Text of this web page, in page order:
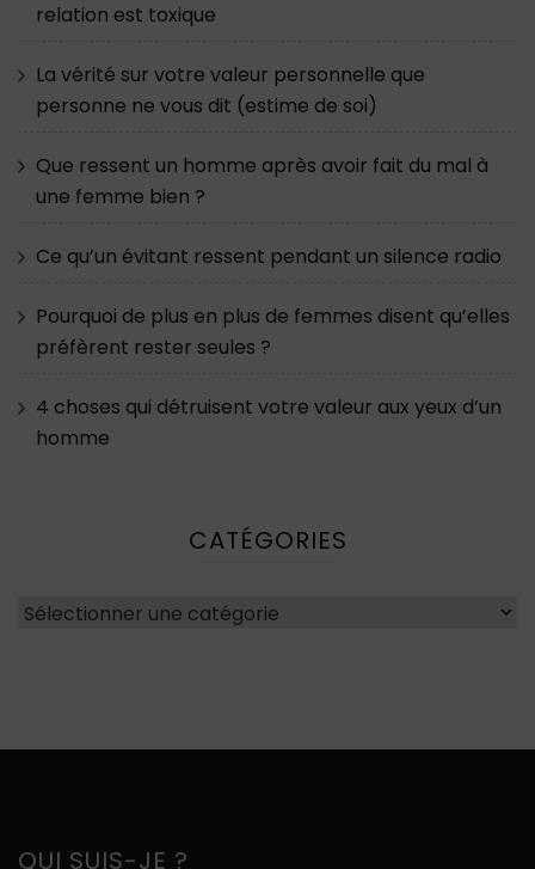
relation est toxique
La vérité sur votre valeur personnelle que
personne ne vous dit (estime de soi)
Que ressent un homme après avoir fait du mal à
une femme bien ?
Ce qu’un évitant ressent pendant un silence radio
Pourquoi de plus en plus de femmes disent qu’elles
préfèrent rester seules ?
4 choses qui détruisent votre valeur aux yeux d’un
homme
CATÉGORIES
Catégories
QUI SUIS-JE ?